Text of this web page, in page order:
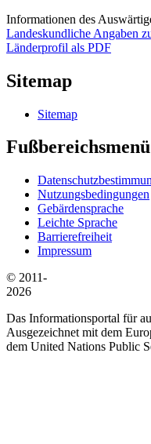
Informationen des
Landeskundliche Angaben
Länderprofil als PDF
Sitemap
Sitemap
Fußbereichsmenü
Nutzungsbedingungen
Gebärdensprache
Leichte Sprache
Barrierefreiheit
Impressum
© 2011-
2026
Das Informationsportal für
Ausgezeichnet mit dem
dem United Nations Public